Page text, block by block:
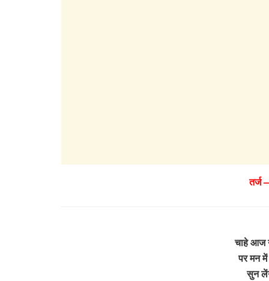
तर्ज
चाहे आज
पर मन
सुन